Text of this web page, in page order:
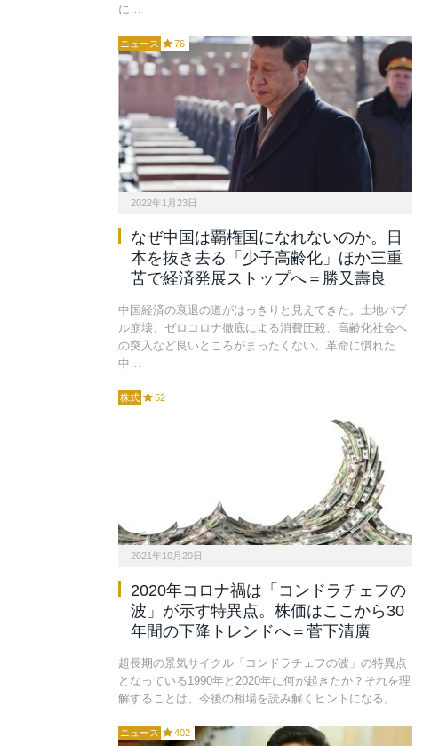
に…
ニュース 76
2022年1月23日
なぜ中国は覇権国になれないのか。日
本を抜き去る「少子高齢化」ほか三重
苦で経済発展ストップへ＝勝又壽良
中国経済の衰退の道がはっきりと見えてきた。土地バブ
ル崩壊、ゼロコロナ徹底による消費圧殺、高齢化社会へ
の突入など良いところがまったくない。革命に慣れた
中…
株式 52
2021年10月20日
2020年コロナ禍は「コンドラチェフの
波」が示す特異点。株価はここから30
年間の下降トレンドへ＝菅下清廣
超長期の景気サイクル「コンドラチェフの波」の特異点
となっている1990年と2020年に何が起きたか？それを理
解することは、今後の相場を読み解くヒントになる。
ニュース 402